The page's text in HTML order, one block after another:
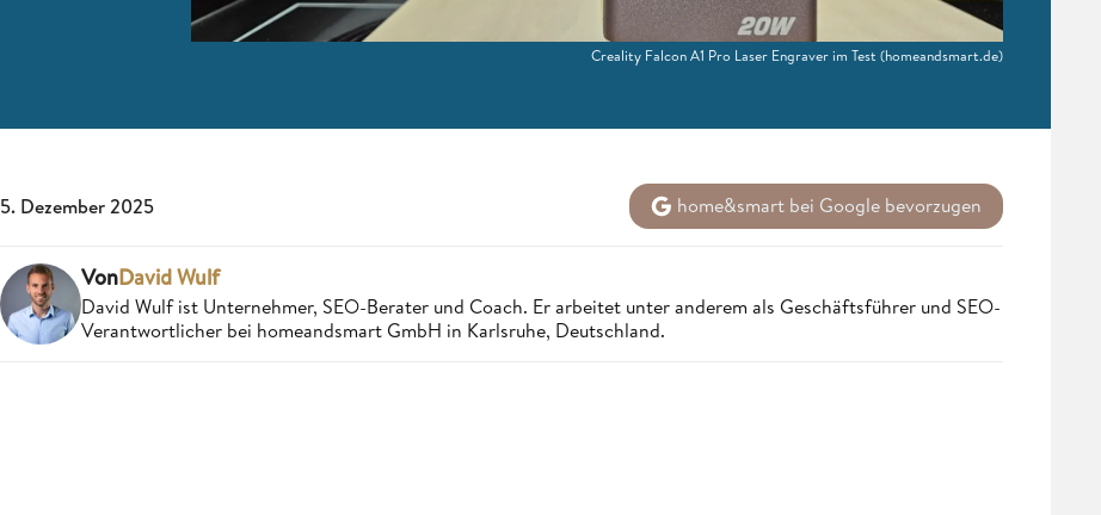
Creality Falcon A1 Pro Laser Engraver im Test (homeandsmart.de)
5. Dezember 2025 home&smart bei Google bevorzugen
VonDavid Wulf
David Wulf ist Unternehmer, SEO-Berater und Coach. Er arbeitet unter anderem als Geschäftsführer und SEO-
Verantwortlicher bei homeandsmart GmbH in Karlsruhe, Deutschland.